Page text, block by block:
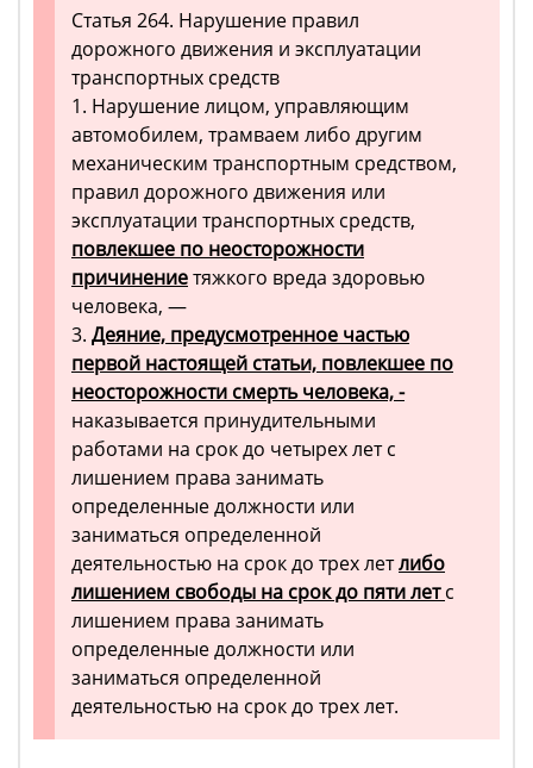
Статья 264. Нарушение правил
дорожного движения и эксплуатации
транспортных средств
1. Нарушение лицом, управляющим
автомобилем, трамваем либо другим
механическим транспортным средством,
правил дорожного движения или
эксплуатации транспортных средств,
повлекшее по неосторожности
причинениетяжкого вреда здоровью
человека, —
3. Деяние, предусмотренное частью
первой настоящей статьи, повлекшее по
неосторожности смерть человека, -
наказывается принудительными
работами на срок до четырех лет с
лишением права занимать
определенные должности или
заниматься определенной
деятельностью на срок до трех летлибо
лишением свободы на срок до пяти летс
лишением права занимать
определенные должности или
заниматься определенной
деятельностью на срок до трех лет.